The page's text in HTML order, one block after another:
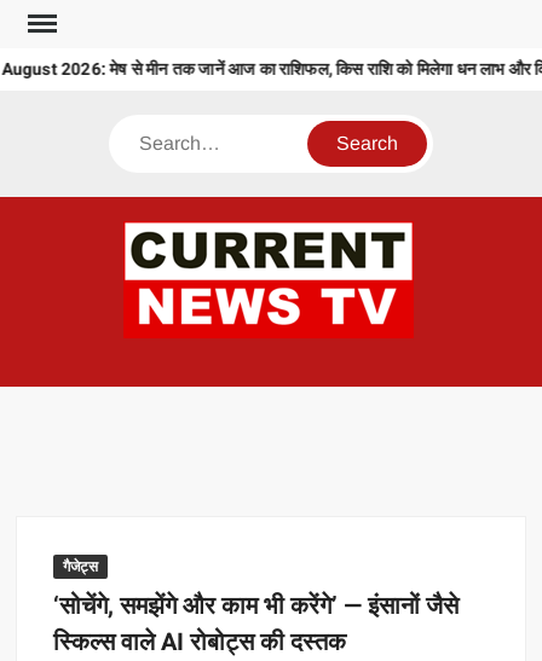
Skip
content2026: मेष से मीन तक जानें आज का राशिफल, किस राशि को मिलेगा धन लाभ और किसे
Search
गैजेट्स
‘सोचेंगे, समझेंगे और काम भी करेंगे’ — इंसानों जैसे
स्किल्स वाले AI रोबोट्स की दस्तक